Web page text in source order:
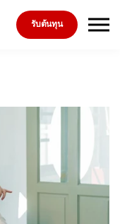
รับต้นทุน